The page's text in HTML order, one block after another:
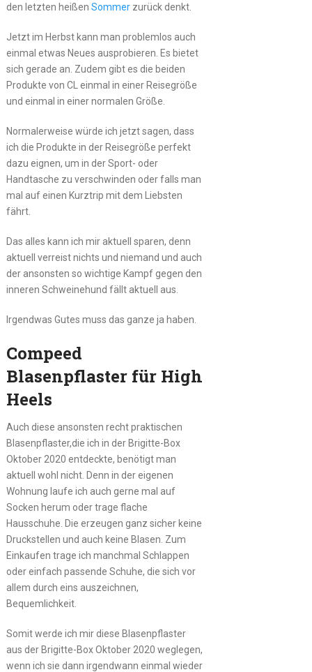
den letzten heißen Sommerzurück denkt.
Jetzt im Herbst kann man problemlos auch
einmal etwas Neues ausprobieren. Es bietet
sich gerade an. Zudem gibt es die beiden
Produkte von CL einmal in einer Reisegröße
und einmal in einer normalen Größe.
Normalerweise würde ich jetzt sagen, dass
ich die Produkte in der Reisegröße perfekt
dazu eignen, um in der Sport- oder
Handtasche zu verschwinden oder falls man
mal auf einen Kurztrip mit dem Liebsten
fährt.
Das alles kann ich mir aktuell sparen, denn
aktuell verreist nichts und niemand und auch
der ansonsten so wichtige Kampf gegen den
inneren Schweinehund fällt aktuell aus.
Irgendwas Gutes muss das ganze ja haben.
Compeed
Blasenpflaster für High
Heels
Auch diese ansonsten recht praktischen
Blasenpflaster,die ich in der Brigitte-Box
Oktober 2020 entdeckte, benötigt man
aktuell wohl nicht. Denn in der eigenen
Wohnung laufe ich auch gerne mal auf
Socken herum oder trage flache
Hausschuhe. Die erzeugen ganz sicher keine
Druckstellen und auch keine Blasen. Zum
Einkaufen trage ich manchmal Schlappen
oder einfach passende Schuhe, die sich vor
allem durch eins auszeichnen,
Bequemlichkeit.
Somit werde ich mir diese Blasenpflaster
aus der Brigitte-Box Oktober 2020 weglegen,
wenn ich sie dann irgendwann einmal wieder